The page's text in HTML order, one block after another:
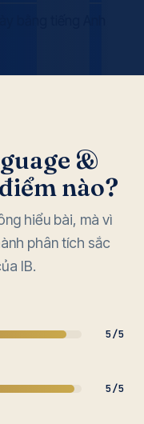
&
nào?
hiểu bài, mà vì
phân tích sắc
IB.
5/5
5/5